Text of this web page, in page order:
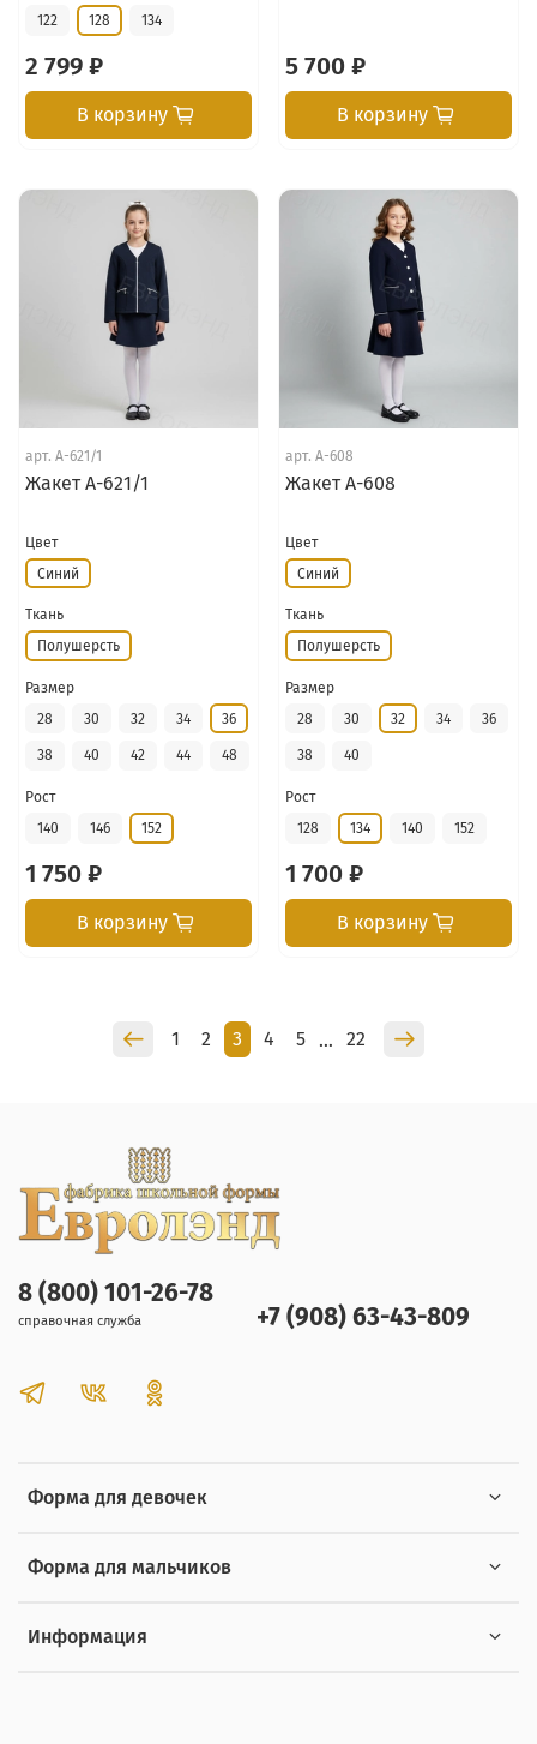
122
128 134
2 799 ₽
В корзину
5 700 ₽
В корзину
арт. А-621/1
Жакет А-621/1
Цвет
Синий
Ткань
Полушерсть
Размер
28
30 32 34 36
38 40 42 44 48
Рост
140
146 152
1 750 ₽
В корзину
арт. А-608
Жакет А-608
Цвет
Синий
Ткань
Полушерсть
Размер
28
30 32 34 36
38 40
Рост
128
134 140 152
1 700 ₽
В корзину
1 2 3 4 5 … 22
Форма для девочек
Форма для мальчиков
Информация
8 (800) 101-26-78
справочная служба +7 (908) 63-43-809